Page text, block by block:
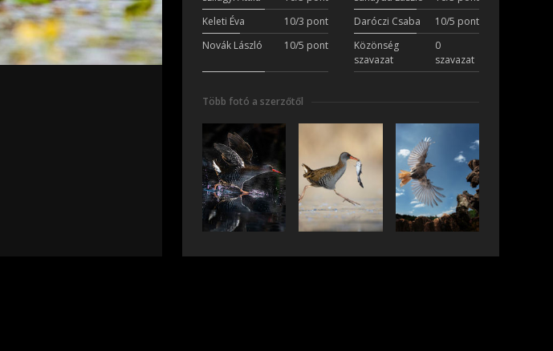
Keleti Éva
10/3 pont Daróczi Csaba
10/5 pont
Novák László
10/5 pont
Közönség
szavazat
0
szavazat
Több fotó a szerzőtől